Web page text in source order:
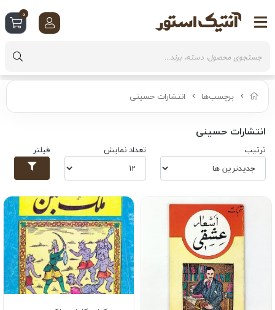
برچسب‌ها انتشارات حسینی
انتشارات حسینی
ترتیب تعداد نمایش فیلتر
0